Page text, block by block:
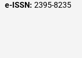
e-ISSN: 2395-8235